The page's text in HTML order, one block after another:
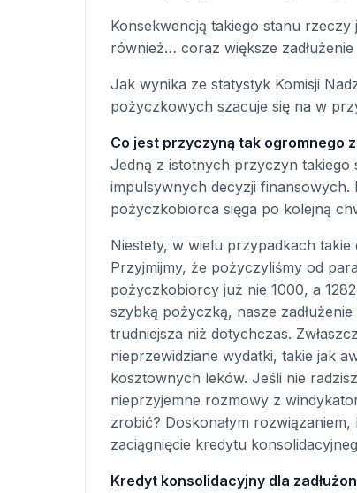
Konsekwencją takiego stanu
również… coraz większe
Jak wynika ze statystyk Komisji
pożyczkowych szacuje się na w
Co jest przyczyną tak ogromnego
Jedną z istotnych przyczyn takiego
impulsywnych decyzji finansowych.
pożyczkobiorca sięga po kolejną
Niestety, w wielu przypadkach takie
Przyjmijmy, że pożyczyliśmy od
pożyczkobiorcy już nie 1000, a
szybką pożyczką, nasze
trudniejsza niż dotychczas.
nieprzewidziane wydatki, takie jak
kosztownych leków. Jeśli nie
nieprzyjemne rozmowy z
zrobić? Doskonałym
zaciągnięcie kredytu
Kredyt konsolidacyjny dla